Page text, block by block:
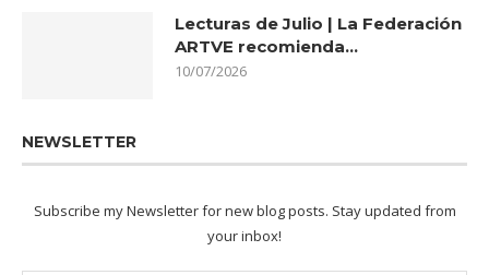
Lecturas de Julio | La Federación
ARTVE recomienda…
10/07/2026
NEWSLETTER
Subscribe my Newsletter for new blog posts. Stay updated from
your inbox!